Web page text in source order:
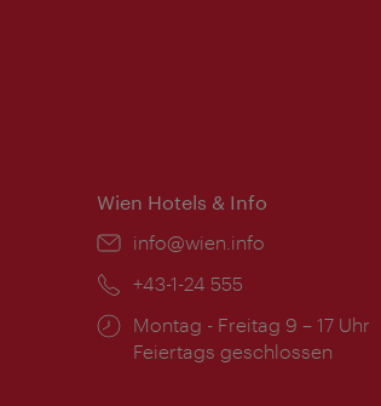
Wien Hotels & Info
Email:
info@wien.info
Telefon:
+43-1-24 555
Öffnungszeiten:
Montag - Freitag 9 – 17 Uhr
Feiertags geschlossen